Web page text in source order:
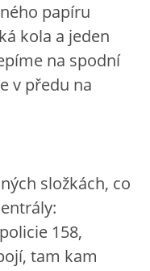
papíru
kola a jeden
na spodní
v předu na
složkách, co
158,
tam kam